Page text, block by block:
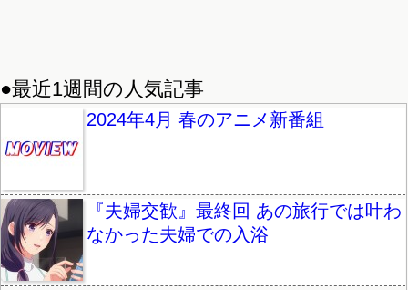
●最近1週間の人気記事
2024年4月 春のアニメ新番組
『夫婦交歓』最終回 あの旅行では叶わ
なかった夫婦での入浴